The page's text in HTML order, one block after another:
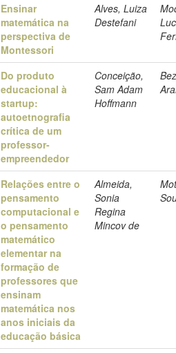
Ensinar
matemática na
perspectiva de
Montessori
Alves, Luiza
Destefani
Do produto
educacional à
startup:
autoetnografia
crítica de um
professor-
empreendedor
Conceição,
Sam Adam
Hoffmann
Relações entre o
pensamento
computacional e
o pensamento
matemático
elementar na
formação de
professores que
ensinam
matemática nos
anos iniciais da
educação básica
Almeida,
Sonia
Regina
Mincov de